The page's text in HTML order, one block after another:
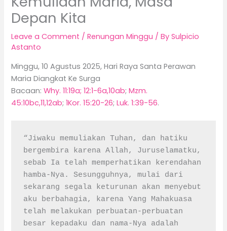
Depan Kita
Leave a Comment /Renungan Minggu / BySulpicio
Astanto
Minggu, 10 Agustus 2025, Hari Raya Santa Perawan
Maria Diangkat Ke Surga
Bacaan:Why. 11:19a; 12:1-6a,10ab;Mzm.
45:10bc,11,12ab;1Kor. 15:20-26;Luk. 1:39-56.
“Jiwaku memuliakan Tuhan, dan hatiku
bergembira karena Allah, Juruselamatku,
sebab Ia telah memperhatikan kerendahan
hamba-Nya. Sesungguhnya, mulai dari
sekarang segala keturunan akan menyebut
aku berbahagia, karena Yang Mahakuasa
telah melakukan perbuatan-perbuatan
besar kepadaku dan nama-Nya adalah